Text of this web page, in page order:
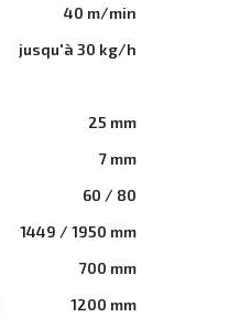
40 m/min
jusqu'à 30 kg/h
25 mm
7 mm
60 / 80
1449 / 1950 mm
700 mm
1200 mm